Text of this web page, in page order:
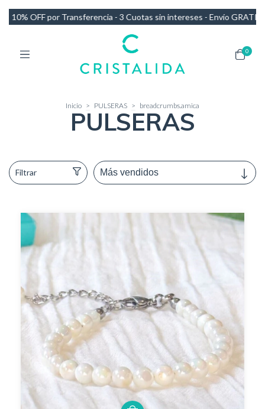
sin intereses - Envío GRATIS en compras de más de $140.000
0
Inicio > PULSERAS > breadcrumbs.amica
PULSERAS
Filtrar